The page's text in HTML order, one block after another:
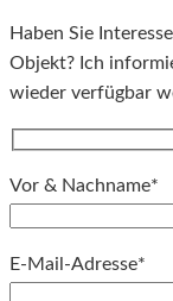
Haben Sie
Objekt? Ich
wieder verfügbar
Vor & Nachname*
E-Mail-Adresse*